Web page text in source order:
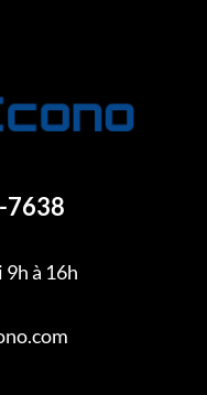
7638
à 16h